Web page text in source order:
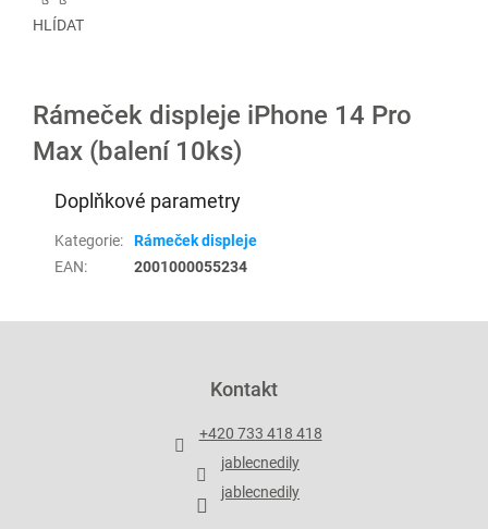
HLÍDAT
Rámeček displeje iPhone 14 Pro
Max (balení 10ks)
Doplňkové parametry
Kategorie:
Rámeček displeje
EAN: 2001000055234
Kontakt
+420 733 418 418
jablecnedily
jablecnedily